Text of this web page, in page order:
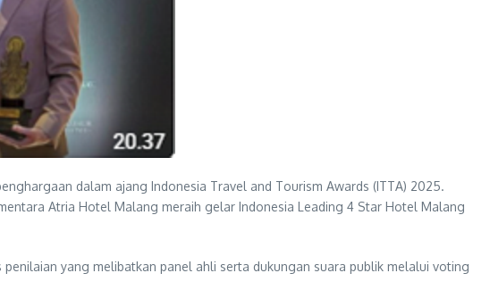
dalam ajang Indonesia Travel and Tourism Awards (ITTA) 2025.
Atria Hotel Malang meraih gelar Indonesia Leading 4 Star Hotel Malang
yang melibatkan panel ahli serta dukungan suara publik melalui voting